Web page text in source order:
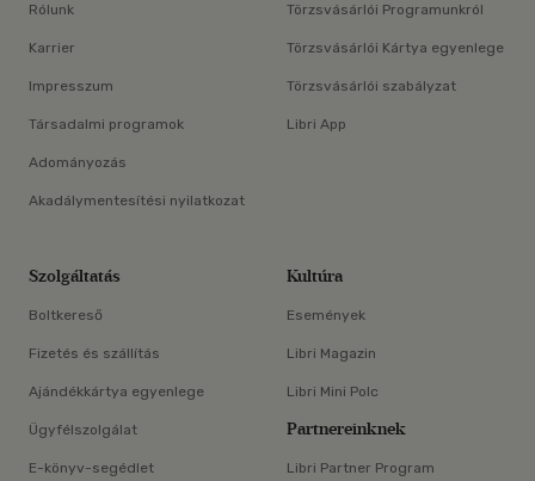
Rólunk
Karrier
Impresszum
Társadalmi programok
Adományozás
Akadálymentesítési nyilatkozat
Törzsvásárlói Programunkról
Törzsvásárlói Kártya egyenlege
Törzsvásárlói szabályzat
Libri App
Szolgáltatás
Boltkereső
Fizetés és szállítás
Ajándékkártya egyenlege
Ügyfélszolgálat
E-könyv-segédlet
Kultúra
Események
Libri Magazin
Libri Mini Polc
Partnereinknek
Libri Partner Program